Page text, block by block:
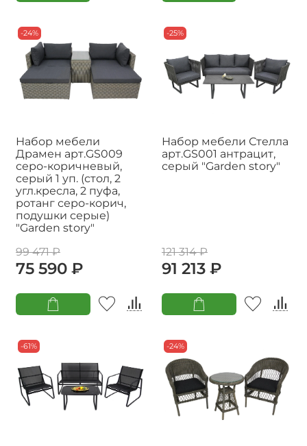
-24%
Набор мебели
Драмен арт.GS009
серо-коричневый,
серый 1 уп. (стол, 2
угл.кресла, 2 пуфа,
ротанг серо-корич,
подушки серые)
"Garden story"
99 471 ₽
75 590 ₽
-25%
Набор мебели Стелла
арт.GS001 антрацит,
серый "Garden story"
121 314 ₽
91 213 ₽
-61% -24%